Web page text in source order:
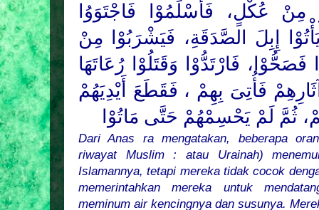
عُكْلٍ، فَأَسْلَمُوْا فَاجْتَوَوُا
إِبِلَ الصَّدَقَةِ، فَيَشْرَبُوْا مِنْ
فَصَحُّوْا، فَارْتَدُّوْا وَقَتَلُوْا رُعَاتَهَا
فَأُتِىَ بِهِمْ ، فَقَطَعَ أَيْدِيَهُمْ
ثُمَّ لَمْ يَحْسِمْهُمْ حَتَّى مَاتُوْا
Dari Anas ra mengatakan, beberapa
riwayat Muslim : atau Urainah)
Islamannya, tetapi mereka tidak cocok
memerintahkan mereka untuk
meminum air kencingnya dan susunya.